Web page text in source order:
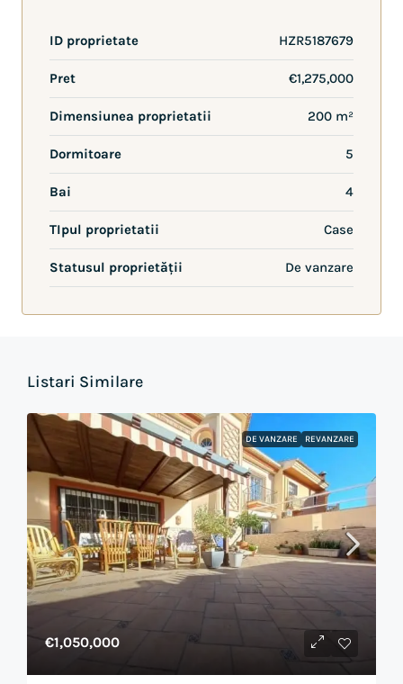
ID proprietate HZR5187679
Pret €1,275,000
Dimensiunea proprietatii 200 m²
Dormitoare 5
Bai 4
TIpul proprietatii Case
Statusul proprietății De vanzare
Listari Similare
DE VANZARE REVANZARE
€1,050,000